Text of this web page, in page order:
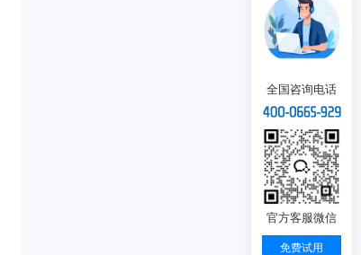
全国咨询电话
官方客服微信
免费试用